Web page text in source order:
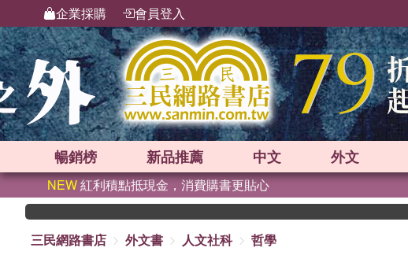
企業採購 會員登入
暢銷榜 新品推薦 中文 外文
NEW紅利積點抵現金，消費購書更貼心
三民網路書店
外文書 人文社科 哲學